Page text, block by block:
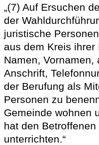
„(7) Auf Ersuchen
der
juristische
aus dem Kreis
Namen,
Anschrift,
der Berufung als
Personen zu
Gemeinde wohnen
hat den
unterrichten.“